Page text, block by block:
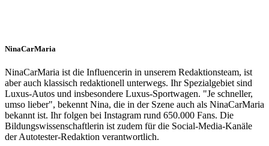
NinaCarMaria
NinaCarMaria ist die Influencerin in unserem Redaktionsteam, ist
aber auch klassisch redaktionell unterwegs. Ihr Spezialgebiet sind
Luxus-Autos und insbesondere Luxus-Sportwagen. "Je schneller,
umso lieber", bekennt Nina, die in der Szene auch als NinaCarMaria
bekannt ist. Ihr folgen bei Instagram rund 650.000 Fans. Die
Bildungswissenschaftlerin ist zudem für die Social-Media-Kanäle
der Autotester-Redaktion verantwortlich.